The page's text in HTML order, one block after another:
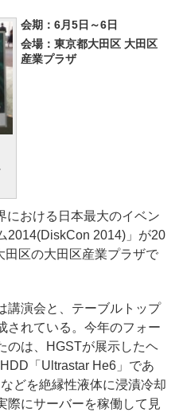
会期：6月5日～6日
会場：東京都大田区 大田区
産業プラザ
おける日本最大のイベン
2014(DiskCon 2014)」が20
区の大田区産業プラザで
演会と、テーブルトップ
されている。今年のフォー
のは、HGSTが展示したヘ
「Ultrastar He6」であ
どを絶縁性液体に浸漬冷却
際にサーバーを稼働して見